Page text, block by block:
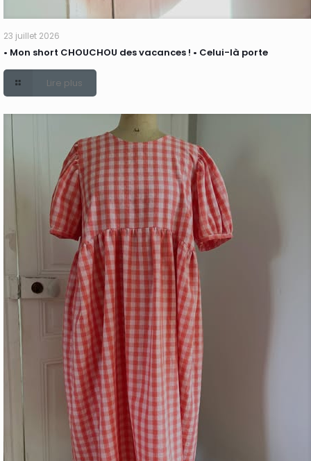
23 juillet 2026
• Mon short CHOUCHOU des vacances ! • Celui-là porte
Lire plus